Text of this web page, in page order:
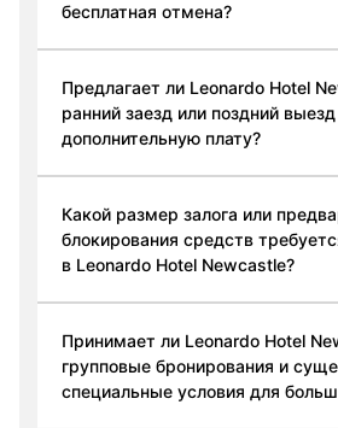
бесплатная отмена?
Предлагает ли Leonardo Hotel
ранний заезд или поздний выезд
дополнительную плату?
Какой размер залога или
блокирования средств
в Leonardo Hotel Newcastle?
Принимает ли Leonardo Hotel
групповые бронирования и
специальные условия для